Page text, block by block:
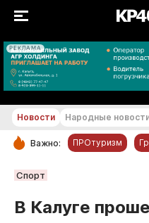
РЕКЛАМА
РУБРИКИ
Новости компаний
Новости Народные
Важно: ПРОтуризм
Спорт
В Калуге